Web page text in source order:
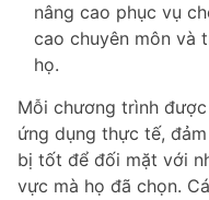
nâng cao phục vụ
cao chuyên môn và
họ.
Mỗi chương trình
ứng dụng thực tế,
bị tốt để đối mặt với
vực mà họ đã chọn.